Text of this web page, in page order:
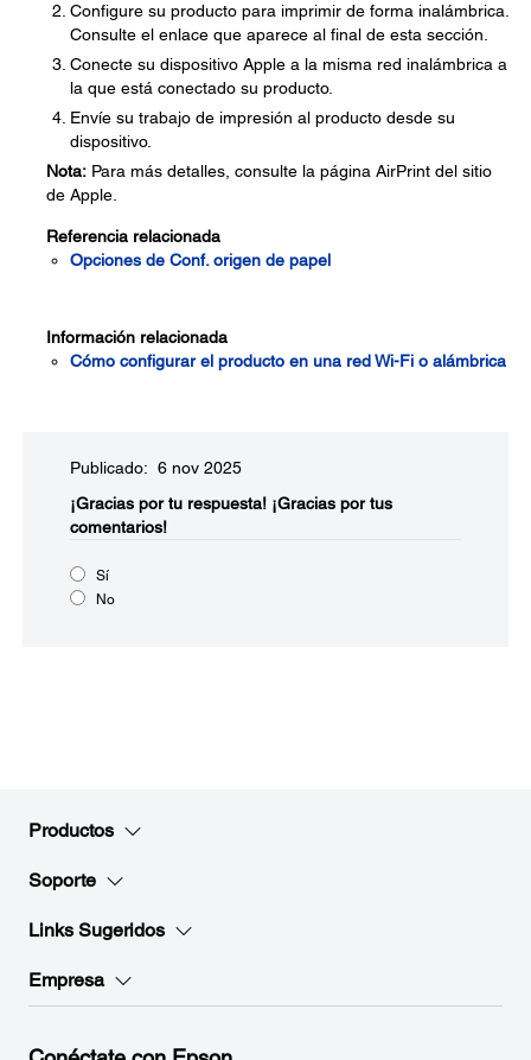
Configure su producto para imprimir de forma inalámbrica.
Consulte el enlace que aparece al final de esta sección.
Conecte su dispositivo Apple a la misma red inalámbrica a
la que está conectado su producto.
Envíe su trabajo de impresión al producto desde su
dispositivo.
Nota: Para más detalles, consulte la página AirPrint del sitio
de Apple.
Referencia relacionada
Opciones de Conf. origen de papel
Información relacionada
Cómo configurar el producto en una red Wi-Fi o alámbrica
Publicado: 6 nov 2025
¡Gracias por tu respuesta! ¡Gracias por tus
comentarios!
Sí
No
Productos
Soporte
Links Sugeridos
Empresa